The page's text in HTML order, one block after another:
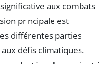
aux combats
principale est
différentes parties
défis climatiques.